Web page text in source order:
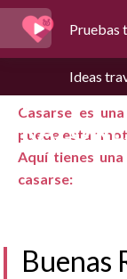
Pruebas
Ideas
¿POR
Casarse es
puede estar
Aquí tienes
casarse:
Buenas